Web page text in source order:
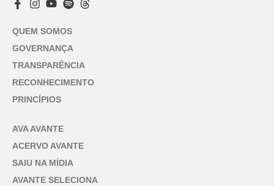
QUEM SOMOS
GOVERNANÇA
TRANSPARÊNCIA
RECONHECIMENTO
PRINCÍPIOS
AVA AVANTE
ACERVO AVANTE
SAIU NA MÍDIA
AVANTE SELECIONA